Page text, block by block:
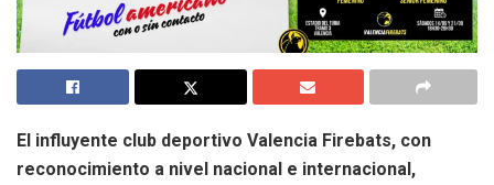
El influyente club deportivo Valencia Firebats, con
reconocimiento a nivel nacional e internacional,